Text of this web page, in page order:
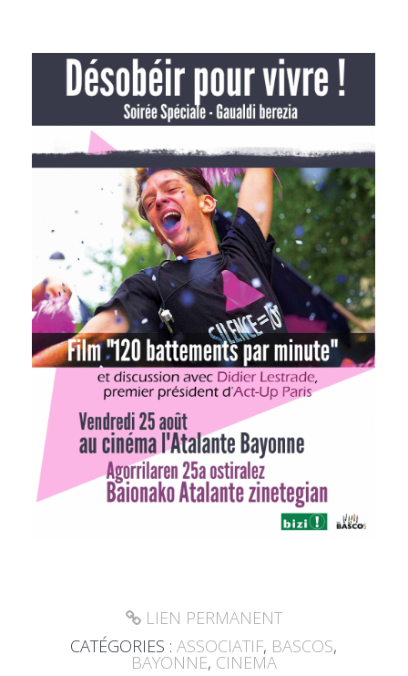
LIEN PERMANENT
CATÉGORIES :ASSOCIATIF, BASCOS,
BAYONNE, CINEMA